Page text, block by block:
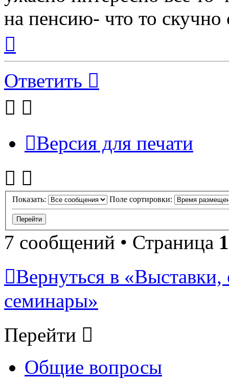
на пенсию- что то скучно
началу
Ответить
Версия для печати
Показать: Поле сортировки:
7 сообщений • Страница 1
Вернуться в
семинары»
Перейти
Общие вопросы